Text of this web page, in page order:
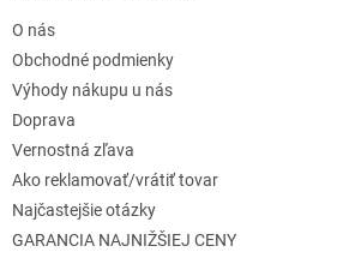
e
O nás
Obchodné podmienky
Výhody nákupu u nás
Doprava
Vernostná zľava
Ako reklamovať/vrátiť tovar
Najčastejšie otázky
GARANCIA NAJNIŽŠIEJ CENY